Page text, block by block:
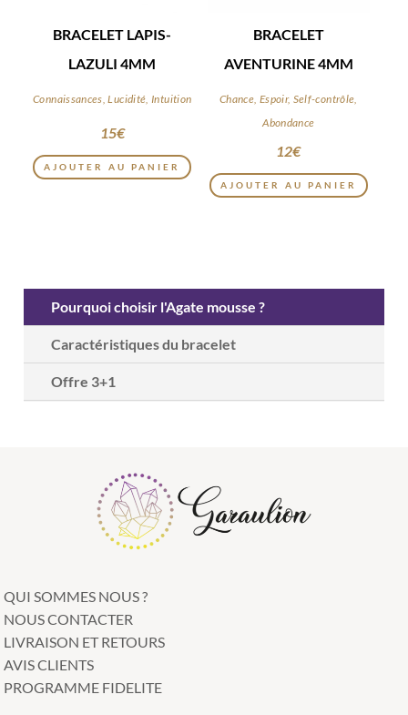
BRACELET LAPIS-
LAZULI 4MM
Connaissances, Lucidité, Intuition
15€
AJOUTER AU PANIER
BRACELET
AVENTURINE 4MM
Chance, Espoir, Self-contrôle,
Abondance
12€
AJOUTER AU PANIER
Pourquoi choisir l'Agate mousse ?
Caractéristiques du bracelet
Offre 3+1
QUI SOMMES NOUS ?
NOUS CONTACTER
LIVRAISON ET RETOURS
AVIS CLIENTS
PROGRAMME FIDELITE